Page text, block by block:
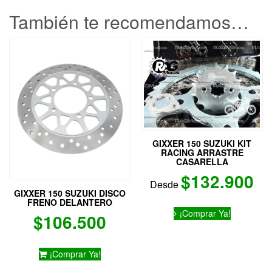
También te recomendamos…
GIXXER 150 SUZUKI DISCO
FRENO DELANTERO
$106.500
¡Comprar Ya!
GIXXER 150 SUZUKI KIT
RACING ARRASTRE
CASARELLA
Desde$132.900
¡Comprar Ya!producto